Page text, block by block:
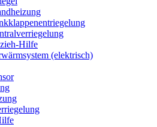
Hilfe
(elektrisch)